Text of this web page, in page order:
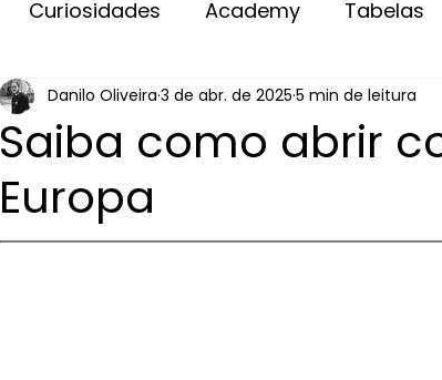
Curiosidades Academy Tabelas
Saiba como abrir
Europa
Danilo Oliveira 3 de abr. de 2025 5 min de leitura